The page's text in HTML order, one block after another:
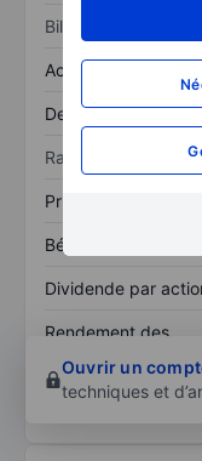
Bilan
Actif total
Dette totale
Ratios
Prix / ventes
Bénéfice par action
Dividende par
Rendement des
Ouvrir un
techniques et